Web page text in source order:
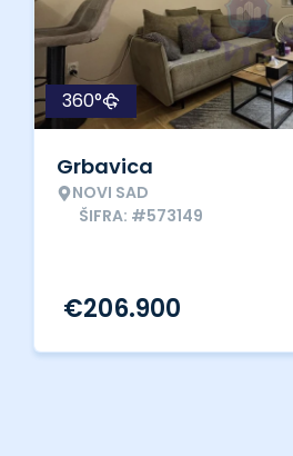
360°
Grbavica
NOVI SAD
ŠIFRA: #573149
€206.900